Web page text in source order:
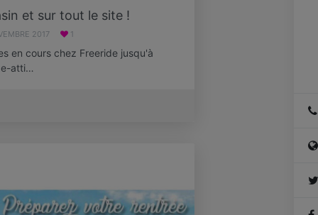
et sur tout le site !
2017 1
en cours chez Freeride jusqu'à
atti…